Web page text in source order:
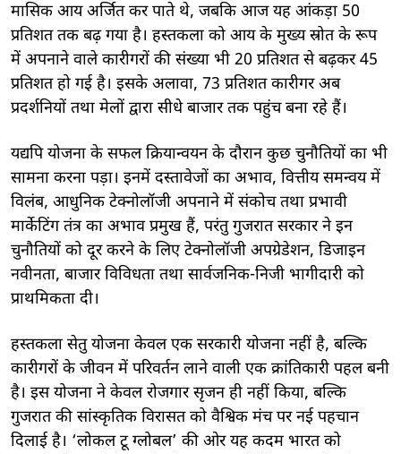
मासिक आय अर्जित कर पाते थे, जबकि आज यह आंकड़ा 50
प्रतिशत तक बढ़ गया है। हस्तकला को आय के मुख्य स्रोत के रूप
में अपनाने वाले कारीगरों की संख्या भी 20 प्रतिशत से बढ़कर 45
प्रतिशत हो गई है। इसके अलावा, 73 प्रतिशत कारीगर अब
प्रदर्शनियों तथा मेलों द्वारा सीधे बाजार तक पहुंच बना रहे हैं।
यद्यपि योजना के सफल क्रियान्वयन के दौरान कुछ चुनौतियों का भी
सामना करना पड़ा। इनमें दस्तावेजों का अभाव, वित्तीय समन्वय में
विलंब, आधुनिक टेक्नोलॉजी अपनाने में संकोच तथा प्रभावी
मार्केटिंग तंत्र का अभाव प्रमुख हैं, परंतु गुजरात सरकार ने इन
चुनौतियों को दूर करने के लिए टेक्नोलॉजी अपग्रेडेशन, डिजाइन
नवीनता, बाजार विविधता तथा सार्वजनिक-निजी भागीदारी को
प्राथमिकता दी।
हस्तकला सेतु योजना केवल एक सरकारी योजना नहीं है, बल्कि
कारीगरों के जीवन में परिवर्तन लाने वाली एक क्रांतिकारी पहल बनी
है। इस योजना ने केवल रोजगार सृजन ही नहीं किया, बल्कि
गुजरात की सांस्कृतिक विरासत को वैश्विक मंच पर नई पहचान
दिलाई है। ‘लोकल टू ग्लोबल’ की ओर यह कदम भारत को